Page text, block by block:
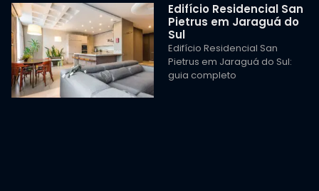
Edifício Residencial San
Pietrus em Jaraguá do
Sul
Edifício Residencial San
Pietrus em Jaraguá do Sul:
guia completo